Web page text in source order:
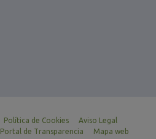
Política de Cookies
Aviso Legal
Portal de Transparencia Mapa web